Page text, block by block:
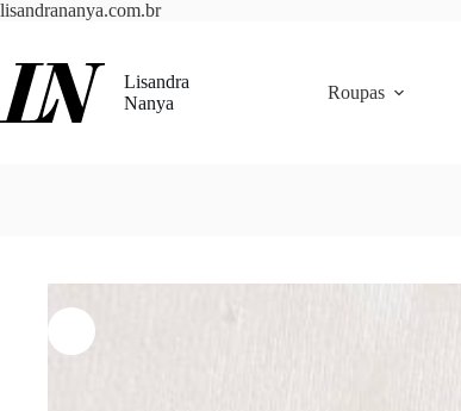
lisandrananya.com.brPular
conteúdo
Lisandra
Nanya
Roupas